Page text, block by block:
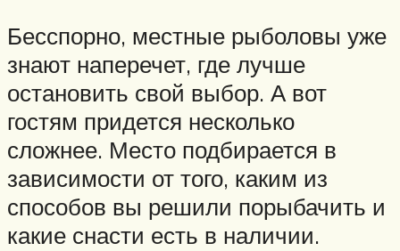
Бесспорно, местные рыболовы уже
знают наперечет, где лучше
остановить свой выбор. А вот
гостям придется несколько
сложнее. Место подбирается в
зависимости от того, каким из
способов вы решили порыбачить и
какие снасти есть в наличии.